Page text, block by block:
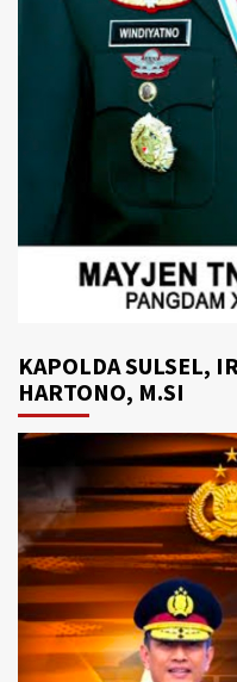
KAPOLDA SULSEL,
HARTONO, M.SI